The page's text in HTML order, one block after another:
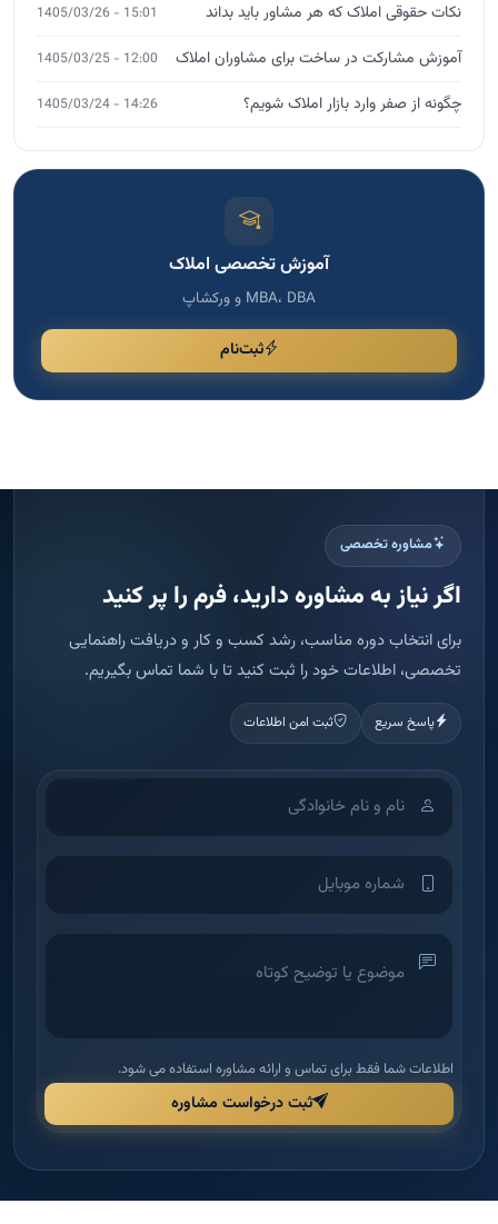
نکات حقوقی املاک که هر مشاور باید بداند 15:01 - 1405/03/26
آموزش مشارکت در ساخت برای مشاوران املاک 12:00 - 1405/03/25
چگونه از صفر وارد بازار املاک شویم؟ 14:26 - 1405/03/24
آموزش تخصصی املاک
MBA، DBA و ورکشاپ
ثبت‌نام
مشاوره تخصصی
اگر نیاز به مشاوره دارید، فرم را پر کنید
برای انتخاب دوره مناسب، رشد کسب و کار و دریافت راهنمایی
تخصصی، اطلاعات خود را ثبت کنید تا با شما تماس بگیریم.
پاسخ سریع ثبت امن اطلاعات
اطلاعات شما فقط برای تماس و ارائه مشاوره استفاده می شود.
ثبت درخواست مشاوره